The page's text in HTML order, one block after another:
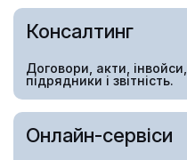
Консалтинг
Договори, акти,
підрядники і звітність.
Онлайн-сервіси